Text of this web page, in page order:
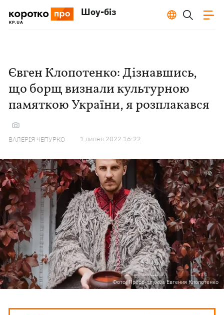
Шоу-біз
Євген Клопотенко: Дізнавшись,
що борщ визнали культурною
памяткою України, я розплакався
ВАЛЕРІЯ ЧЕПУРКО 1 липня 2022 16:22
Фото: Пресс-служба Евгения Клопотенко